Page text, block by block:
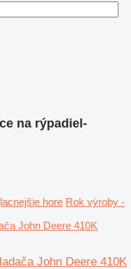
na rýpadiel-
hore Rok výroby -
John Deere 410K